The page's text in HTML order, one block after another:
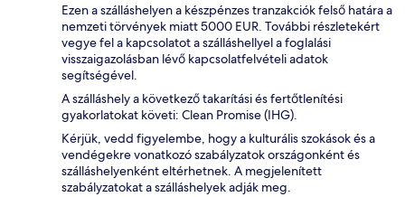
Ezen a szálláshelyen a készpénzes tranzakciók felső határa a
nemzeti törvények miatt 5000 EUR. További részletekért
vegye fel a kapcsolatot a szálláshellyel a foglalási
visszaigazolásban lévő kapcsolatfelvételi adatok
segítségével.
A szálláshely a következő takarítási és fertőtlenítési
gyakorlatokat követi: Clean Promise (IHG).
Kérjük, vedd figyelembe, hogy a kulturális szokások és a
vendégekre vonatkozó szabályzatok országonként és
szálláshelyenként eltérhetnek. A megjelenített
szabályzatokat a szálláshelyek adják meg.